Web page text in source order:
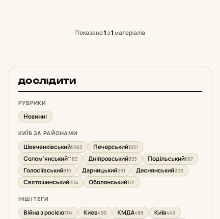
Показано1з1матеріалів
ДОСЛІДИТИ
РУБРИКИ
Новини1
КИЇВ ЗА РАЙОНАМИ
Шевченківський5983 Печерський1831
Солом’янський1183 Дніпровський893 Подільський867
Голосіївський816 Дарницький291 Деснянський209
Святошинський204 Оболонський172
ІНШІ ТЕГИ
Війна з росією704 Киев490 КМДА488 Київ445